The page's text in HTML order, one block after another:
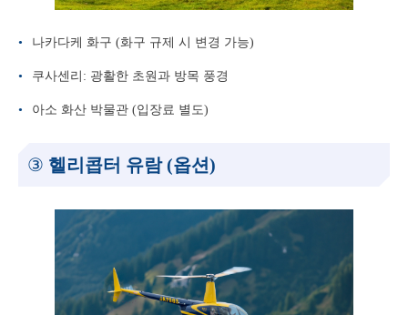
나카다케 화구 (화구 규제 시 변경 가능)
쿠사센리: 광활한 초원과 방목 풍경
아소 화산 박물관 (입장료 별도)
③ 헬리콥터 유람 (옵션)